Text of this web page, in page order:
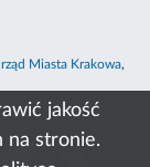
jakość
na stronie.
Miasta Krakowa,